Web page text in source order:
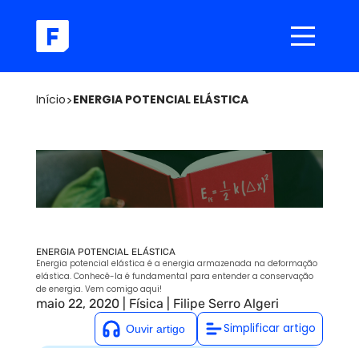
Início>ENERGIA POTENCIAL ELÁSTICA
ENERGIA POTENCIAL ELÁSTICA
Energia potencial elástica é a energia armazenada na deformação
elástica. Conhecê-la é fundamental para entender a conservação
de energia. Vem comigo aqui!
maio 22, 2020 Física
Filipe Serro Algeri
Simplificar artigo